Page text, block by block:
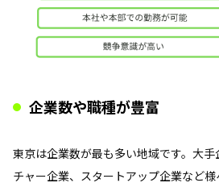
企業数や職種が豊富
東京は企業数が最も多い地域です。大
チャー企業、スタートアップ企業など